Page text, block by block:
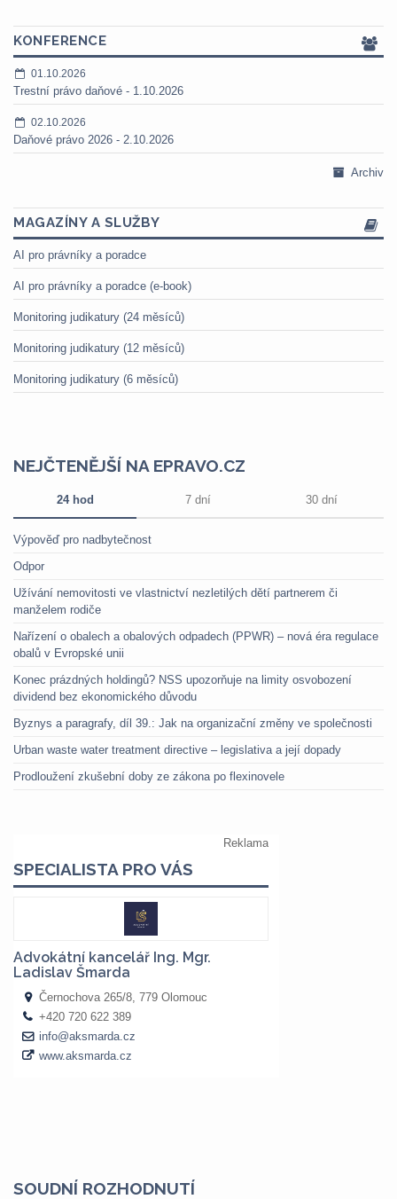
KONFERENCE
01.10.2026
Trestní právo daňové - 1.10.2026
02.10.2026
Daňové právo 2026 - 2.10.2026
Archiv
MAGAZÍNY A SLUŽBY
AI pro právníky a poradce
AI pro právníky a poradce (e-book)
Monitoring judikatury (24 měsíců)
Monitoring judikatury (12 měsíců)
Monitoring judikatury (6 měsíců)
NEJČTENĚJŠÍ NA EPRAVO.CZ
24 hod 7 dní 30 dní
Výpověď pro nadbytečnost
Odpor
Užívání nemovitosti ve vlastnictví nezletilých dětí partnerem či
manželem rodiče
Nařízení o obalech a obalových odpadech (PPWR) – nová éra regulace
obalů v Evropské unii
Konec prázdných holdingů? NSS upozorňuje na limity osvobození
dividend bez ekonomického důvodu
Byznys a paragrafy, díl 39.: Jak na organizační změny ve společnosti
Urban waste water treatment directive – legislativa a její dopady
Prodloužení zkušební doby ze zákona po flexinovele
SOUDNÍ ROZHODNUTÍ